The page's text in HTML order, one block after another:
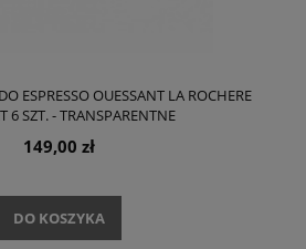
ESPRESSO OUESSANT LA ROCHERE
6 SZT. - TRANSPARENTNE
149,00 zł
DO KOSZYKA